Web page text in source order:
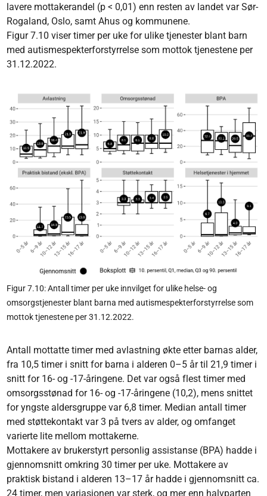
lavere mottakerandel (p < 0,01) enn resten av landet var Sør-
Rogaland, Oslo, samt Ahus og kommunene.
Figur 7.10 viser timer per uke for ulike tjenester blant barn
med autismespekterforstyrrelse som mottok tjenestene per
31.12.2022.
Figur 7.10: Antall timer per uke innvilget for ulike helse- og
omsorgstjenester blant barna med autismespekterforstyrrelse som
mottok tjenestene per 31.12.2022.
Antall mottatte timer med avlastning økte etter barnas alder,
fra 10,5 timer i snitt for barna i alderen 0–5 år til 21,9 timer i
snitt for 16- og -17-åringene. Det var også flest timer med
omsorgsstønad for 16- og -17-åringene (10,2), mens snittet
for yngste aldersgruppe var 6,8 timer. Median antall timer
med støttekontakt var 3 på tvers av alder, og omfanget
varierte lite mellom mottakerne.
Mottakere av brukerstyrt personlig assistanse (BPA) hadde i
gjennomsnitt omkring 30 timer per uke. Mottakere av
praktisk bistand i alderen 13–17 år hadde i gjennomsnitt ca.
24 timer, men variasjonen var sterk, og mer enn halvparten